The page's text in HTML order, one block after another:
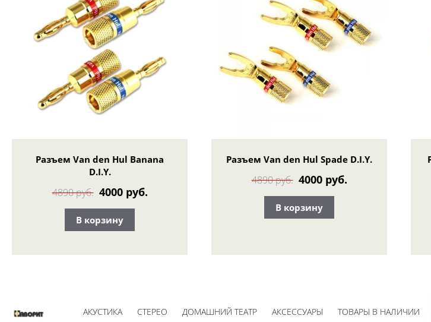
Разъем Van den Hul Banana
D.I.Y.
4890 руб. 4000 руб.
В корзину
Разъем Van den Hul Spade D.I.Y.
4890 руб. 4000 руб.
В корзину
АКУСТИКА СТЕРЕО ДОМАШНИЙ ТЕАТР АКСЕССУАРЫ ТОВАРЫ В НАЛИЧИИ